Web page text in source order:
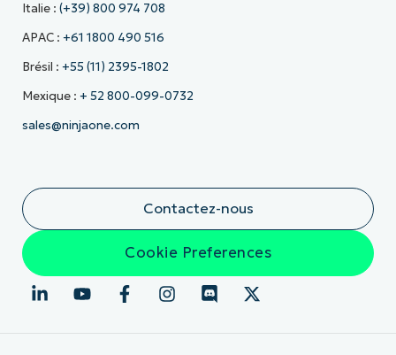
Italie : (+39) 800 974 708
APAC : +61 1800 490 516
Brésil : +55 (11) 2395-1802
Mexique : + 52 800-099-0732
sales@ninjaone.com
Contactez-nous
Cookie Preferences